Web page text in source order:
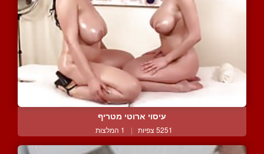
עיסוי ארוטי מטריף
5251 צפיות | 1 המלצות